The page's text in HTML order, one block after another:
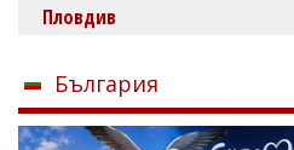
Пловдив
България